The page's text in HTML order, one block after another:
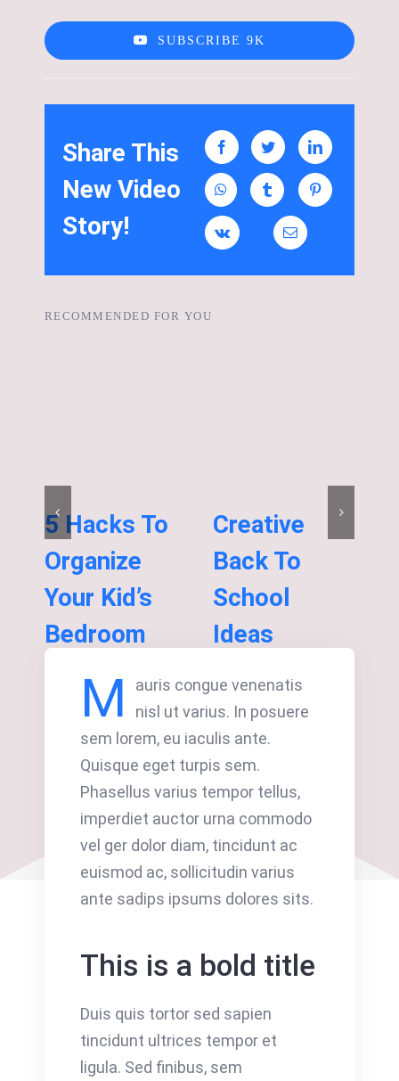
SUBSCRIBE 9K
Share This
New Video
Story!
RECOMMENDED FOR YOU
5 Hacks To
Organize
Your Kid’s
Bedroom
Creative
Back To
School
Ideas
M
auris congue venenatis
nisl ut varius. In posuere
sem lorem, eu iaculis ante.
Quisque eget turpis sem.
Phasellus varius tempor tellus,
imperdiet auctor urna commodo
vel ger dolor diam, tincidunt ac
euismod ac, sollicitudin varius
ante sadips ipsums dolores sits.
This is a bold title
Duis quis tortor sed sapien
tincidunt ultrices tempor et
ligula. Sed finibus, sem